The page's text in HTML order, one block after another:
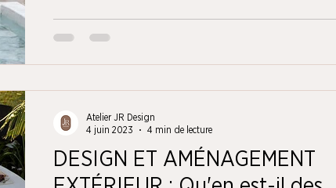
DESIGN ET AMÉNAGEMENT
Atelier JR Design
4 juin 2023
4 min de lecture